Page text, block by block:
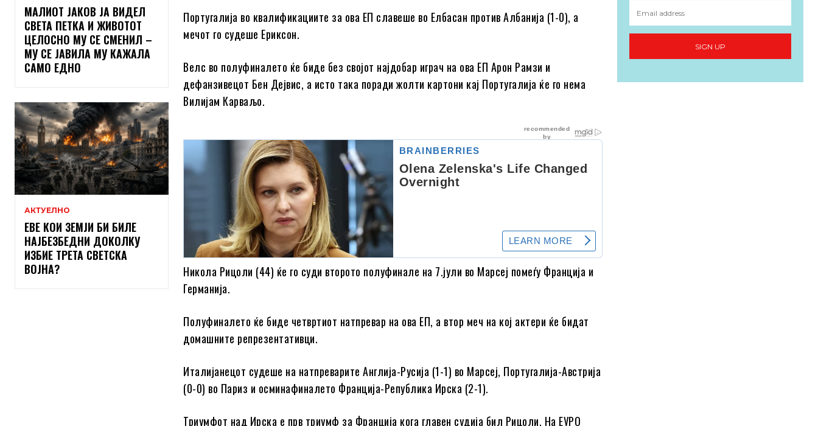
МАЛИОТ ЈАКОВ ЈА ВИДЕЛ
СВЕТА ПЕТКА И ЖИВОТОТ
ЦЕЛОСНО МУ СЕ СМЕНИЛ –
МУ СЕ ЈАВИЛА МУ КАЖАЛА
САМО ЕДНО
АКТУЕЛНО
ЕВЕ КОИ ЗЕМЈИ БИ БИЛЕ
НАЈБЕЗБЕДНИ ДОКОЛКУ
ИЗБИЕ ТРЕТА СВЕТСКА
ВОЈНА?
Португалија во квалификациите за ова ЕП славеше во Елбасан против Албанија (1-0), а
мечот го судеше Ериксон.
Велс во полуфиналето ќе биде без својот најдобар играч на ова ЕП Арон Рамзи и
дефанзивецот Бен Дејвис, а исто така поради жолти картони кај Португалија ќе го нема
Вилијам Карваљо.
Никола Рицоли (44) ќе го суди второто полуфинале на 7.јули во Марсеј помеѓу Франција и
Германија.
Полуфиналето ќе биде четвртиот натпревар на ова ЕП, а втор меч на кој актери ќе бидат
домашните репрезентативци.
Италијанецот судеше на натпреварите Англија-Русија (1-1) во Марсеј, Португалија-Австрија
(0-0) во Париз и осминафиналето Франција-Република Ирска (2-1).
Триумфот над Ирска е прв триумф за Франција кога главен судија бил Рицоли. На ЕУРО
SIGN UP